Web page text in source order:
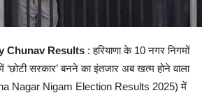
Chunav Results : हरियाणा के 10 नगर निगमों
‘छोटी सरकार’ बनने का इंतजार अब खत्म होने वाला
Nagar Nigam Election Results 2025) में